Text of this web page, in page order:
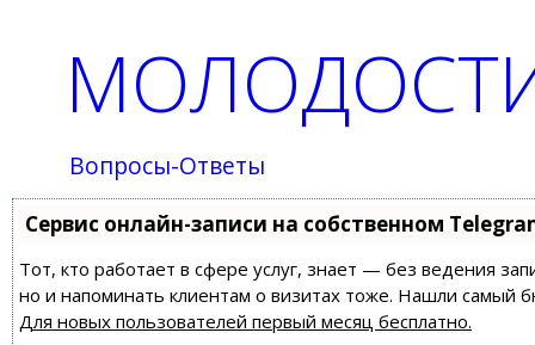
Вопросы-Ответы
Сервис онлайн-записи на собственном
Тот, кто работает в сфере услуг, знает — без ведения
но и напоминать клиентам о визитах тоже. Нашли самый
Для новых пользователей первый месяц бесплатно.